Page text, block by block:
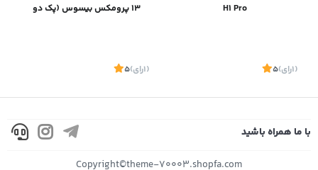
H1 Pro
(1 رای)
5
13 پرومکس بیسوس (پک دو
(1 رای)
5
با ما همراه باشید
Copyright©theme-70003.shopfa.com